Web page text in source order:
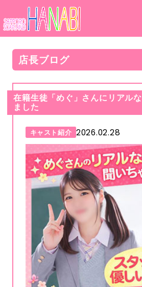
店長ブログ
在籍生徒「めぐ」さんにリアル
ました
キャスト紹介 2026.02.28